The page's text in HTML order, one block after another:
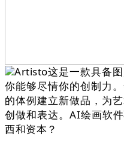
Artisto这是一款具备
你能够尽情你的创制力
的体例建立新做品，为
创做和表达。AI绘画软
西和资本？